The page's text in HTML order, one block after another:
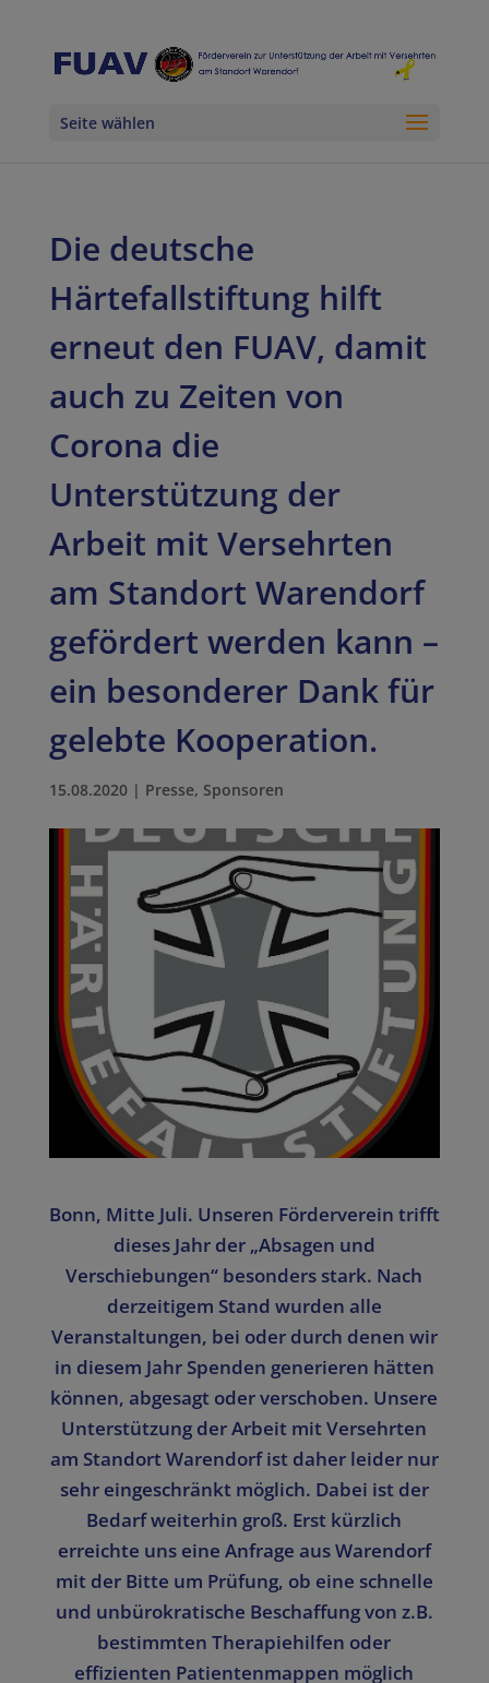
Seite wählen
Die deutsche
Härtefallstiftung hilft
erneut den FUAV, damit
auch zu Zeiten von
Corona die
Unterstützung der
Arbeit mit Versehrten
am Standort Warendorf
gefördert werden kann –
ein besonderer Dank für
gelebte Kooperation.
15.08.2020| Presse, Sponsoren
Bonn, Mitte Juli. Unseren Förderverein trifft
dieses Jahr der „Absagen und
Verschiebungen“ besonders stark. Nach
derzeitigem Stand wurden alle
Veranstaltungen, bei oder durch denen wir
in diesem Jahr Spenden generieren hätten
können, abgesagt oder verschoben. Unsere
Unterstützung der Arbeit mit Versehrten
am Standort Warendorf ist daher leider nur
sehr eingeschränkt möglich. Dabei ist der
Bedarf weiterhin groß. Erst kürzlich
erreichte uns eine Anfrage aus Warendorf
mit der Bitte um Prüfung, ob eine schnelle
und unbürokratische Beschaffung von z.B.
bestimmten Therapiehilfen oder
effizienten Patientenmappen möglich